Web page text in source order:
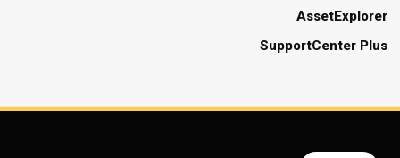
AssetExplorer
SupportCenter Plus